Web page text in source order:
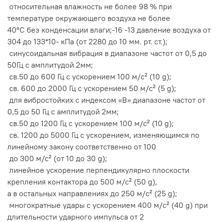
относительная влажность не более 98 % при
температуре окружающего воздуха не более
40ºС без конденсации влаги;-16 -13 давление воздуха от
304 до 133*10- кПа (от 2280 до 10 мм. рт. ст.);
синусоидальная вибрация в диапазоне частот от 0,5 до
50Гц с амплитудой 2мм;
св.50 до 600 Гц с ускорением 100 м/с² (10 g);
св. 600 до 2000 Гц с ускорением 50 м/с² (5 g);
для вибростойких с индексом «В» диапазоне частот от
0,5 до 50 Гц с амплитудой 2мм;
св.50 до 1200 Гц с ускорением 100 м/с² (10 g);
св. 1200 до 5000 Гц с ускорением, изменяющимся по
линейному закону соответственно от 100
до 300 м/с² (от 10 до 30 g);
линейное ускорение перпендикулярно плоскости
крепления контактора до 500 м/с² (50 g),
а в остальных направлениях до 250 м/с² (25 g);
многократные удары с ускорением 400 м/с² (40 g) при
длительности ударного импульса от 2